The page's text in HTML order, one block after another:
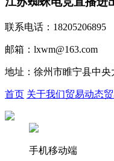
联系电话：18205206895
邮箱：lxwm@163.com
地址：徐州市睢宁县中
首页 关于我们贸易动态
手机移动端